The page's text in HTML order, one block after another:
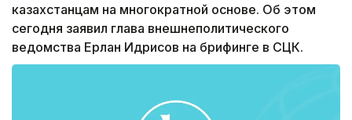
казахстанцам на многократной основе. Об этом
сегодня заявил глава внешнеполитического
ведомства Ерлан Идрисов на брифинге в СЦК.